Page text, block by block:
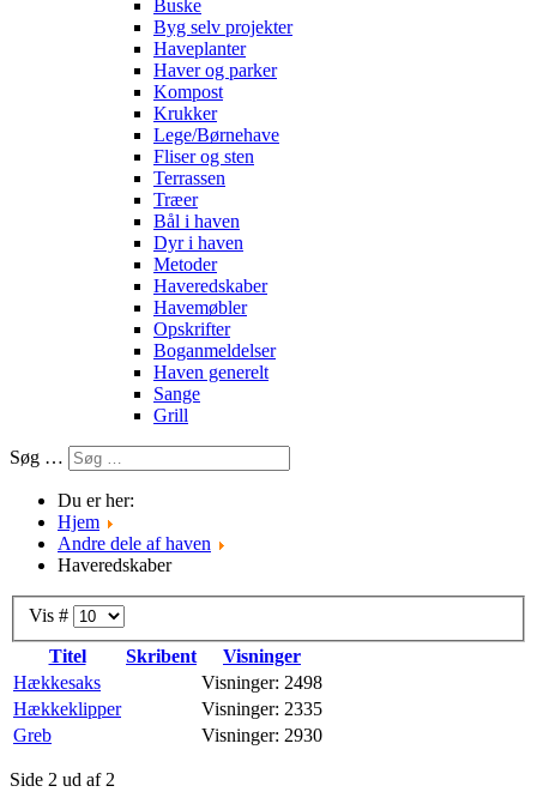
Buske
Byg selv projekter
Haveplanter
Haver og parker
Kompost
Krukker
Lege/Børnehave
Fliser og sten
Terrassen
Træer
Bål i haven
Dyr i haven
Metoder
Haveredskaber
Havemøbler
Opskrifter
Boganmeldelser
Haven generelt
Sange
Grill
Søg …
Du er her:
Hjem
Andre dele af haven
Haveredskaber
Vis #
Titel
Skribent
Visninger
Hækkesaks
Visninger: 2498
Hækkeklipper
Visninger: 2335
Greb
Visninger: 2930
Side 2 ud af 2